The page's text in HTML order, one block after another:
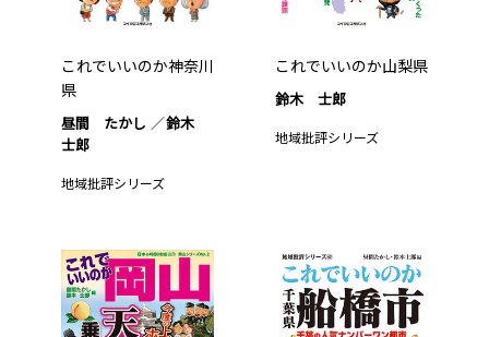
これでいいのか神奈川
県
昼間 たかし
鈴木
士郎
地域批評シリーズ
これでいいのか山梨県
鈴木 士郎
地域批評シリーズ